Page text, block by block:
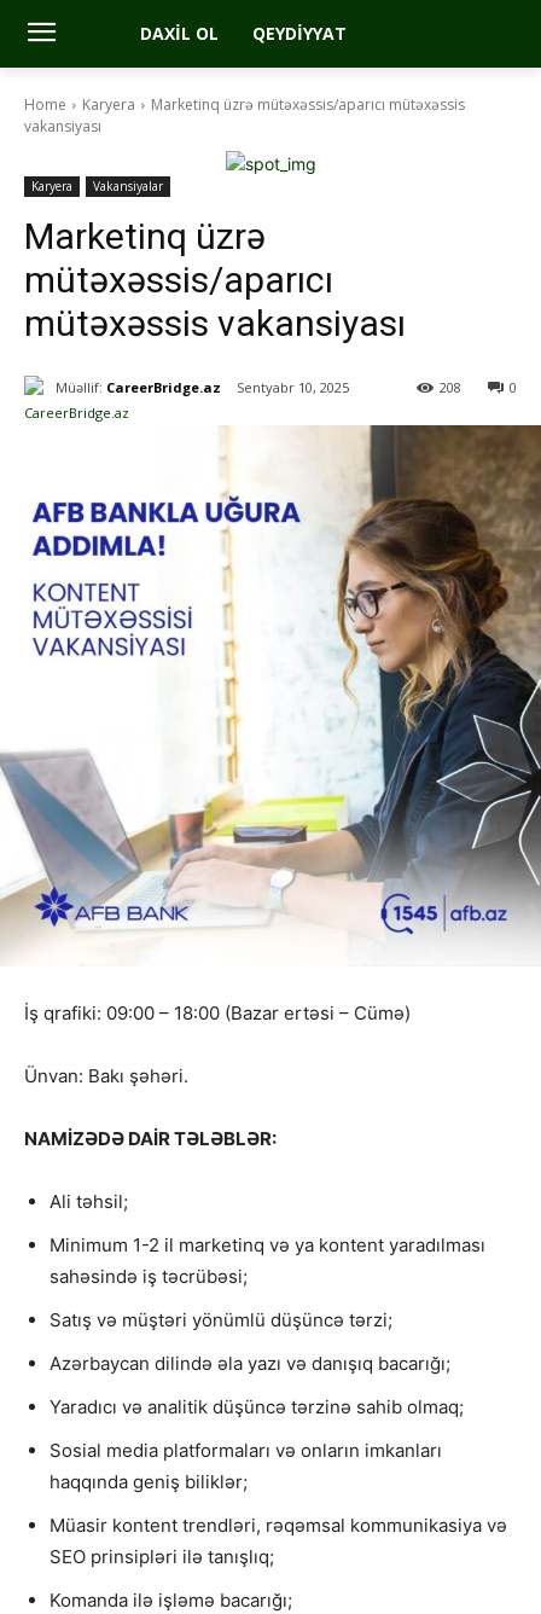
DAXIL OL QEYDIYYAT
Home Karyera
Marketinq üzrə mütəxəssis/aparıcı mütəxəssis
vakansiyası
Karyera Vakansiyalar
Marketinq üzrə
mütəxəssis/aparıcı
mütəxəssis vakansiyası
Müəllif: CareerBridge.az Sentyabr 10, 2025 0
208
İş qrafiki: 09:00 – 18:00 (Bazar ertəsi – Cümə)
Ünvan: Bakı şəhəri.
NAMİZƏDƏ DAİR TƏLƏBLƏR:
Ali təhsil;
Minimum 1-2 il marketinq və ya kontent yaradılması
sahəsində iş təcrübəsi;
Satış və müştəri yönümlü düşüncə tərzi;
Azərbaycan dilində əla yazı və danışıq bacarığı;
Yaradıcı və analitik düşüncə tərzinə sahib olmaq;
Sosial media platformaları və onların imkanları
haqqında geniş biliklər;
Müasir kontent trendləri, rəqəmsal kommunikasiya və
SEO prinsipləri ilə tanışlıq;
Komanda ilə işləmə bacarığı;